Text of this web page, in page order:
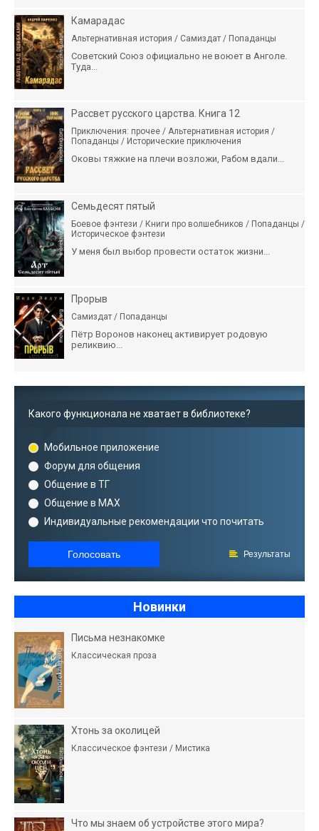
Камарадас
Альтернативная история / Самиздат / Попаданцы
Советский Союз официально не воюет в Анголе.
Туда...
Рассвет русского царства. Книга 12
Приключения: прочее / Альтернативная история /
Попаданцы / Исторические приключения
Оковы тяжкие на плечи возложи, Рабом вдали...
Семьдесят пятый
Боевое фэнтези / Книги про волшебников / Попаданцы /
Историческое фэнтези
У меня был выбор провести остаток жизни...
Прорыв
Самиздат / Попаданцы
Пётр Воронов наконец активирует родовую
реликвию...
Какого функционала не хватает в библиотеке?
Мобильное приложение
Форум для общения
Общение в ТГ
Общение в MAX
Индивидуальные рекомендации что почитать
Голосовать Результаты
Новинки
Письма незнакомке
Классическая проза
Хтонь за околицей
Классическое фэнтези / Мистика
Что мы знаем об устройстве этого мира?